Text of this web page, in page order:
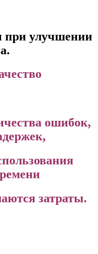
при улучшении
ошибок,
затраты.